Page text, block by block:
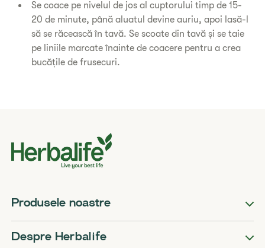
Se coace pe nivelul de jos al cuptorului timp de 15-
20 de minute, până aluatul devine auriu, apoi lasă-l
să se răcească în tavă. Se scoate din tavă și se taie
pe liniile marcate înainte de coacere pentru a crea
bucățile de frusecuri.
Produsele noastre
Despre Herbalife